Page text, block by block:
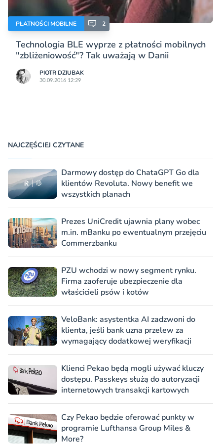
PŁATNOŚCI MOBILNE 2
Technologia BLE wyprze z płatności mobilnych
"zbliżeniowość"? Tak uważają w Danii
PIOTR DZIUBAK
30.09.2016 12:29
NAJCZĘŚCIEJ CZYTANE
Darmowy dostęp do ChataGPT Go dla
klientów Revoluta. Nowy benefit we
wszystkich planach
Prezes UniCredit ujawnia plany wobec
m.in. mBanku po ewentualnym przejęciu
Commerzbanku
PZU wchodzi w nowy segment rynku.
Firma zaoferuje ubezpieczenie dla
właścicieli psów i kotów
VeloBank: asystentka AI zadzwoni do
klienta, jeśli bank uzna przelew za
wymagający dodatkowej weryfikacji
Klienci Pekao będą mogli używać kluczy
dostępu. Passkeys służą do autoryzacji
internetowych transakcji kartowych
Czy Pekao będzie oferować punkty w
programie Lufthansa Group Miles &
More?